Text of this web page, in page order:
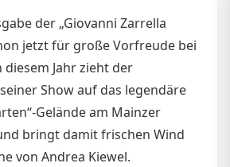
der „Giovanni Zarrella
jetzt für große Vorfreude bei
diesem Jahr zieht der
Show auf das legendäre
Gelände am Mainzer
bringt damit frischen Wind
von Andrea Kiewel.